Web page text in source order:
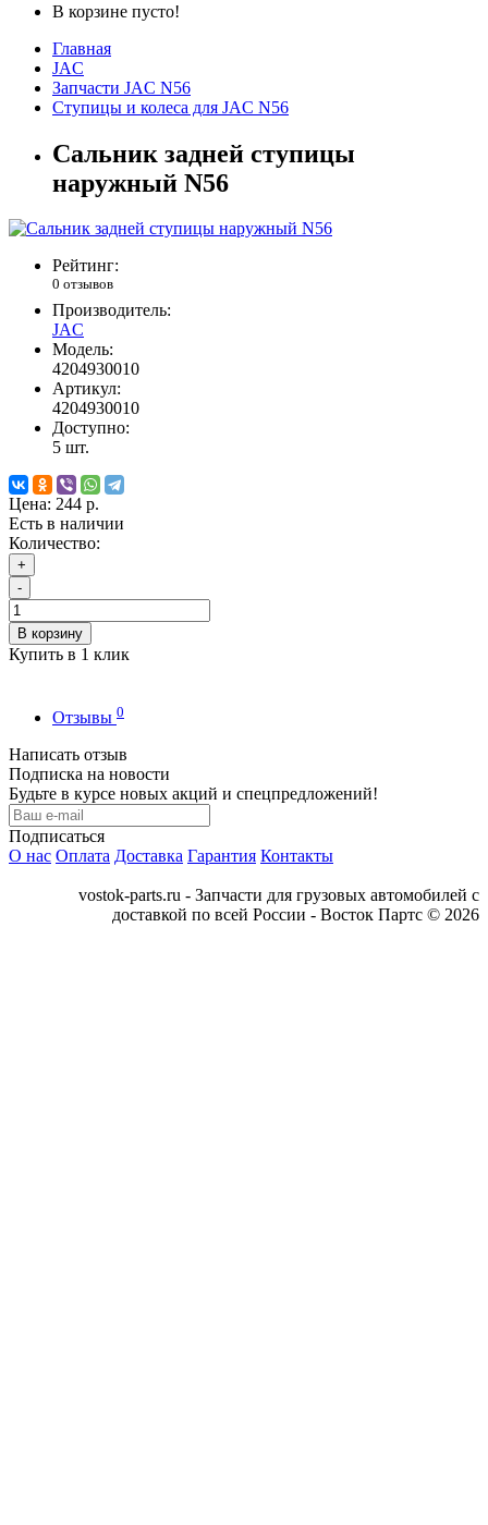
В корзине пусто!
Главная
JAC
Запчасти JAC N56
Ступицы и колеса для JAC N56
Сальник задней ступицы
наружный N56
Рейтинг:
0 отзывов
Производитель:
JAC
Модель:
4204930010
Артикул:
4204930010
Доступно:
5 шт.
Цена: 244 р.
Есть в наличии
Количество:
+
-
В корзину
Купить в 1 клик
Отзывы 0
Написать отзыв
Подписка на новости
Будьте в курсе новых акций и спецпредложений!
Подписаться
О нас Оплата Доставка Гарантия Контакты
vostok-parts.ru - Запчасти для грузовых автомобилей с
доставкой по всей России - Восток Партс © 2026